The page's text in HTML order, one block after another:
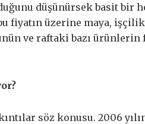
düşünürsek basit bir
fiyatın üzerine maya,
ve raftaki bazı ürünlerin
söz konusu. 2006